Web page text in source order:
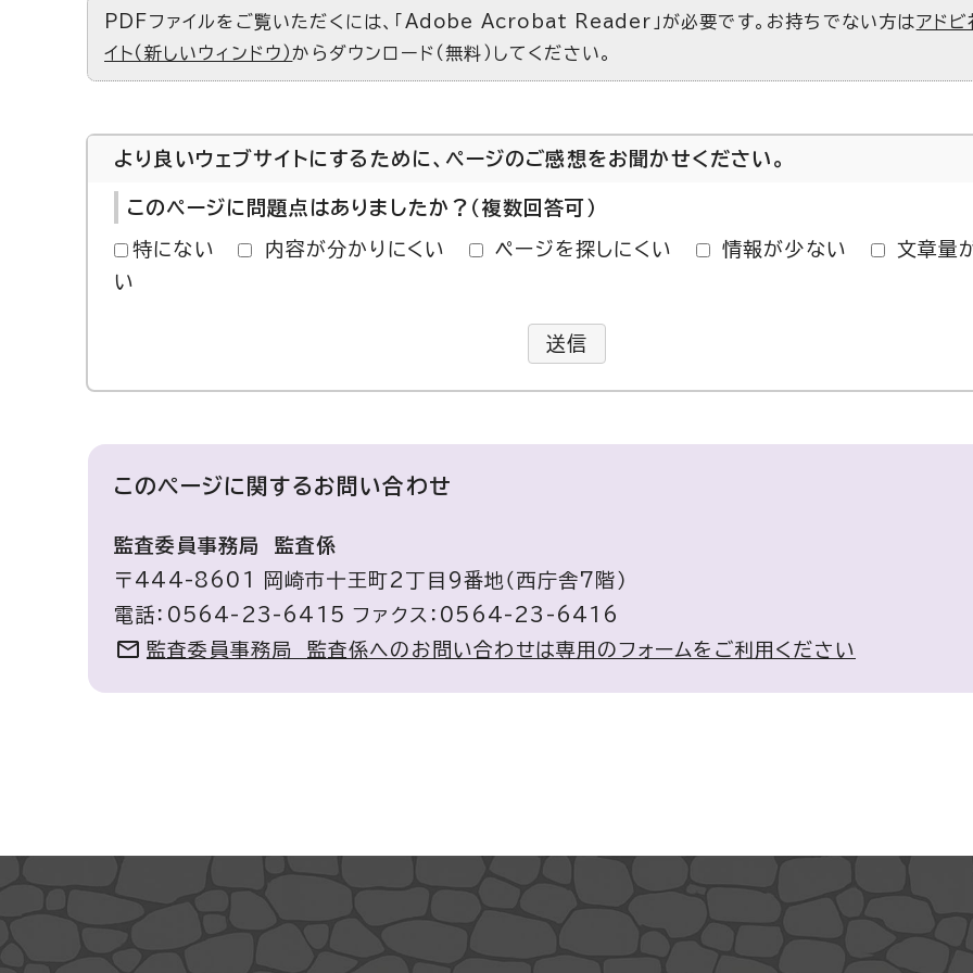
PDFファイルをご覧いただくには、「Adobe Acrobat Reader」が必要です。お持ちでない方はアドビ
イト（新しいウィンドウ）からダウンロード（無料）してください。
より良いウェブサイトにするために、ページのご感想をお聞かせください。
このページに問題点はありましたか？（複数回答可）
特にない 内容が分かりにくい ページを探しにくい 情報が少ない
文章量
い
送信
このページに関するお問い合わせ
監査委員事務局 監査係
〒444-8601 岡崎市十王町2丁目9番地（西庁舎7階）
電話：0564-23-6415 ファクス：0564-23-6416
監査委員事務局 監査係へのお問い合わせは専用のフォームをご利用ください